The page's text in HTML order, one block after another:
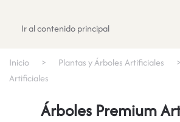
Ir al contenido principal
Inicio Plantas y Árboles Artificiales
Artificiales
Árboles Premium